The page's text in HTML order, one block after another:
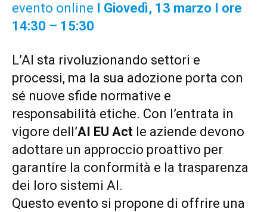
evento online I Giovedì, 13 marzo I ore
14:30 – 15:30
L’AI sta rivoluzionando settori e
processi, ma la sua adozione porta con
sé nuove sfide normative e
responsabilità etiche. Con l’entrata in
vigore dell’AI EU Act le aziende devono
adottare un approccio proattivo per
garantire la conformità e la trasparenza
dei loro sistemi AI.
Questo evento si propone di offrire una